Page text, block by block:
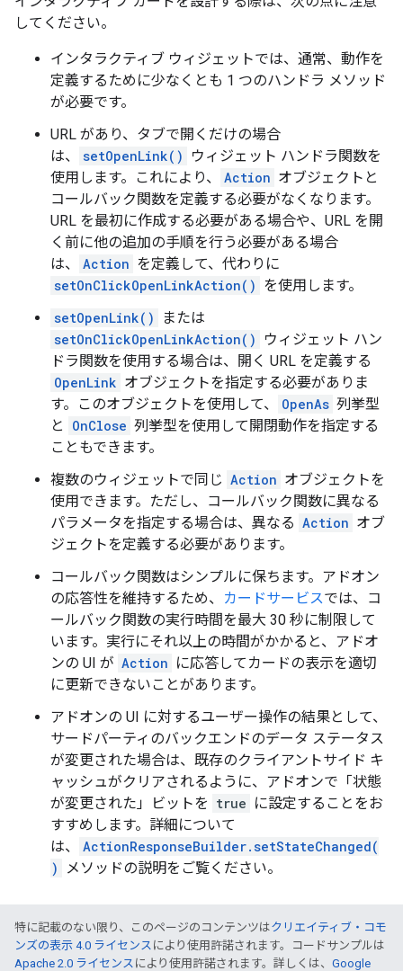
してください。
インタラクティブ ウィジェットでは、通常、動作を
定義するために少なくとも 1 つのハンドラ メソッド
が必要です。
URL があり、タブで開くだけの場合
は、
setOpenLink()
ウィジェット ハンドラ関数を
使用します。これにより、
Action オブジェクトと
コールバック関数を定義する必要がなくなります。
URL を最初に作成する必要がある場合や、URL を開
く前に他の追加の手順を行う必要がある場合
は、
Action を定義して、代わりに
setOnClickOpenLinkAction() を使用します。
setOpenLink()
または
setOnClickOpenLinkAction()
ウィジェット ハン
ドラ関数を使用する場合は、開く URL を定義する
OpenLink オブジェクトを指定する必要がありま
す。このオブジェクトを使用して、
OpenAs 列挙型
と
OnClose 列挙型を使用して開閉動作を指定する
こともできます。
複数のウィジェットで同じ Action オブジェクトを
使用できます。ただし、コールバック関数に異なる
パラメータを指定する場合は、異なる Action オブ
ジェクトを定義する必要があります。
コールバック関数はシンプルに保ちます。アドオン
の応答性を維持するため、
カードサービスでは、コ
ールバック関数の実行時間を最大 30 秒に制限して
います。実行にそれ以上の時間がかかると、アドオ
ンの UI が Action に応答してカードの表示を適切
に更新できないことがあります。
アドオンの UI に対するユーザー操作の結果として、
サードパーティのバックエンドのデータ ステータス
が変更された場合は、既存のクライアントサイド キ
ャッシュがクリアされるように、アドオンで「状態
が変更された」ビットを true に設定することをお
すすめします。詳細について
は、
ActionResponseBuilder.setStateChanged(
)
メソッドの説明をご覧ください。
特に記載のない限り、このページのコンテンツはクリエイティブ・コモ
ンズの表示 4.0 ライセンス により使用許諾されます。コードサンプルは
Apache 2.0 ライセンス により使用許諾されます。詳しくは、 Google